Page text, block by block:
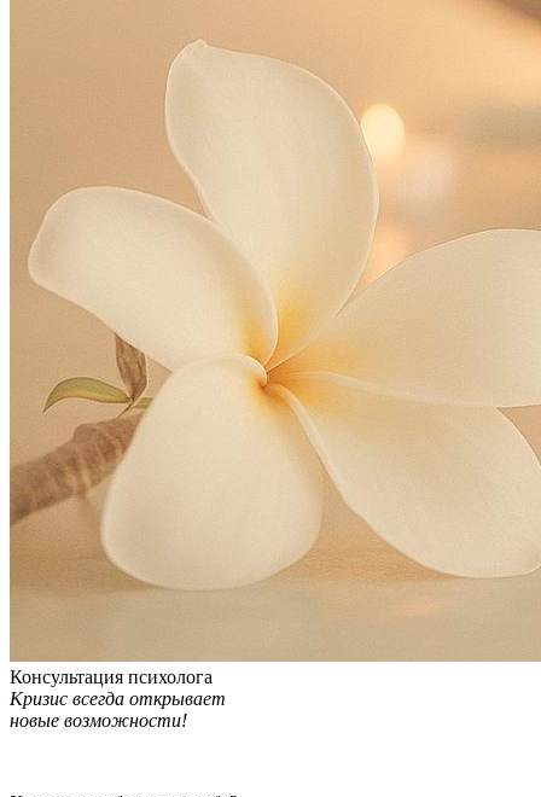
Консультация психолога
Кризис всегда открывает
новые возможности!